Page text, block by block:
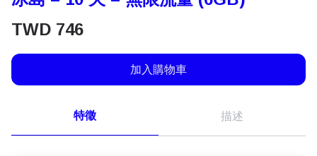
TWD 746
加入購物車
特徵 描述